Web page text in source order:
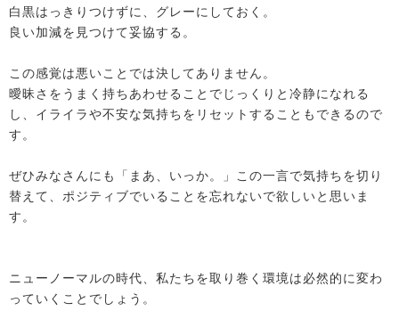
白黒はっきりつけずに、グレーにしておく。
良い加減を見つけて妥協する。
この感覚は悪いことでは決してありません。
曖昧さをうまく持ちあわせることでじっくりと冷静になれる
し、イライラや不安な気持ちをリセットすることもできるので
す。
ぜひみなさんにも「まあ、いっか。」この一言で気持ちを切り
替えて、ポジティブでいることを忘れないで欲しいと思いま
す。
ニューノーマルの時代、私たちを取り巻く環境は必然的に変わ
っていくことでしょう。